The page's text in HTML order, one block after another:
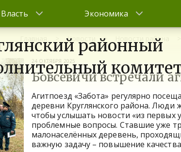
Власть Экономика
районный
Новости Новости района
24 ОКТЯБРЯ 2025
Бовсевичи встречали
Агитпоезд «Забота» регулярно
деревни Круглянского района. Люди
чтобы услышать новости «из первых
проблемные вопросы. Ставшие уже
малонаселённых деревень,
важную задачу – повышение